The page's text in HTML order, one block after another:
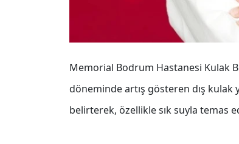
Memorial Bodrum Hastanesi Kulak
döneminde artış gösteren dış
belirterek, özellikle sık suyla temas